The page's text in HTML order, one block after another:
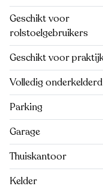
Geschikt voor
rolstoelgebruikers
Geschikt voor
Volledig onderkelderd
Parking
Garage
Thuiskantoor
Kelder